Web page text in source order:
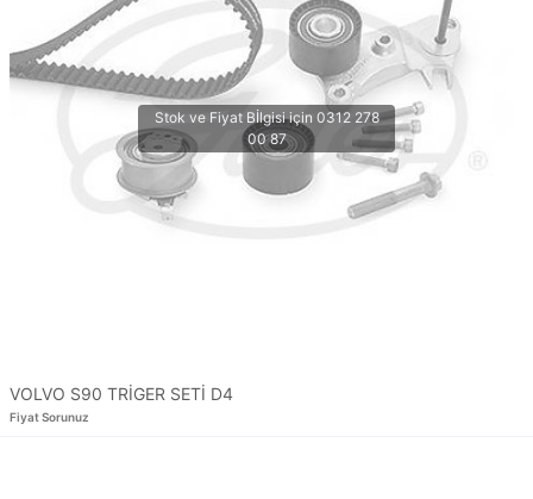
VOLVO S90 TRİGER SETİ D4
Fiyat Sorunuz